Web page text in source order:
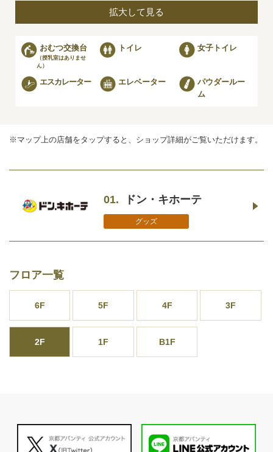
拡大して見る
おむつ交換台
（授乳室はありませ
ん）
トイレ 女子トイレ
エスカレーター エレベーター
パウダールー
ム
※マップ上の店舗をタップすると、ショップ詳細がご覧いただけます。
01. ドン・キホーテ
グッズ
フロア一覧
6F 5F 4F 3F
2F 1F B1F